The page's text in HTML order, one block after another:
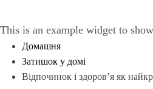
This is an example widget to
Домашня
Затишок у домі
Відпочинок і здоров’я як